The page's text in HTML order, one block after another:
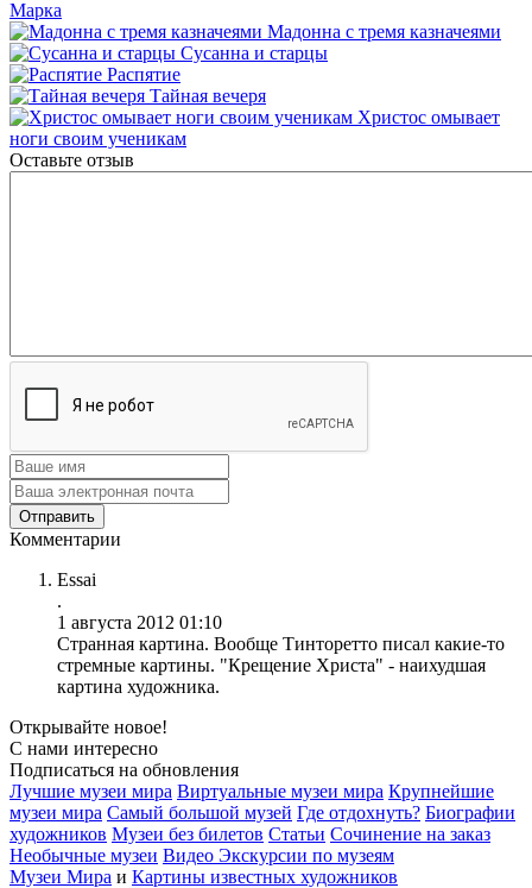
Марка
Мадонна с тремя казначеями
Сусанна и старцы
Распятие
Тайная вечеря
Христос омывает
ноги своим ученикам
Оставьте отзыв
Комментарии
Essai
.
1 августа 2012 01:10
Странная картина. Вообще Тинторетто писал какие-то
стремные картины. "Крещение Христа" - наихудшая
картина художника.
Открывайте новое!
С нами интересно
Подписаться на обновления
Лучшие музеи мира Виртуальные музеи мира Крупнейшие
музеи мира Самый большой музей Где отдохнуть? Биографии
художников Музеи без билетов Статьи Сочинение на заказ
Необычные музеи Видео Экскурсии по музеям
Музеи Мира и Картины известных художников